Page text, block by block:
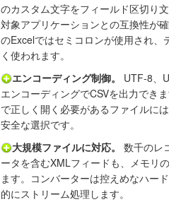
のカスタム文字をフィールド区切り
対象アプリケーションとの互換性が
のExcelではセミコロンが使用され、
く使われます。
エンコーディング制御。
UTF-8、
エンコーディングでCSVを出力でき
で正しく開く必要があるファイルに
安全な選択です。
大規模ファイルに対応。
数千のレ
ータを含むXMLフィードも、メモリ
ます。コンバーターは控えめなハー
的にストリーム処理します。